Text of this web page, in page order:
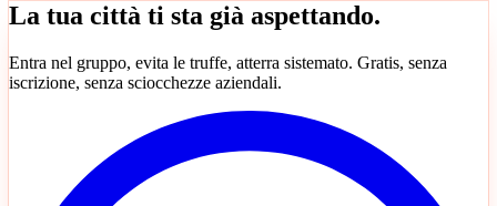
La tua città ti sta già aspettando.
Entra nel gruppo, evita le truffe, atterra sistemato. Gratis, senza
iscrizione, senza sciocchezze aziendali.